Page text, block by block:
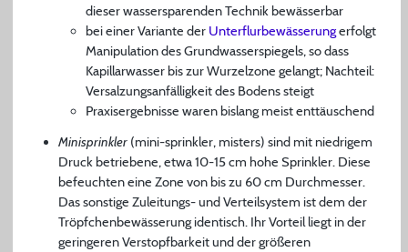
dieser wassersparenden Technik bewässerbar
bei einer Variante der Unterflurbewässerungerfolgt
Manipulation des Grundwasserspiegels, so dass
Kapillarwasser bis zur Wurzelzone gelangt; Nachteil:
Versalzungsanfälligkeit des Bodens steigt
Praxisergebnisse waren bislang meist enttäuschend
Minisprinkler (mini-sprinkler, misters) sind mit niedrigem
Druck betriebene, etwa 10-15 cm hohe Sprinkler. Diese
befeuchten eine Zone von bis zu 60 cm Durchmesser.
Das sonstige Zuleitungs- und Verteilsystem ist dem der
Tröpfchenbewässerung identisch. Ihr Vorteil liegt in der
geringeren Verstopfbarkeit und der größeren